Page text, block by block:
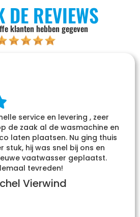
DE REVIEWS
klanten hebben gegeven
service en levering , zeer
de zaak al de wasmachine en
laten plaatsen. Nu ging thuis
stuk, hij was snel bij ons en
vaatwasser geplaatst.
tevreden!
Vierwind